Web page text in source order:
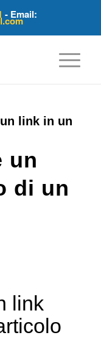
- Email:
link in un
un
di un
link